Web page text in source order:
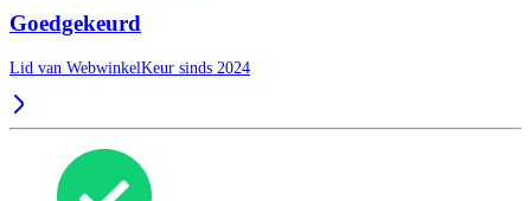
Goedgekeurd
Lid van WebwinkelKeur sinds 2024